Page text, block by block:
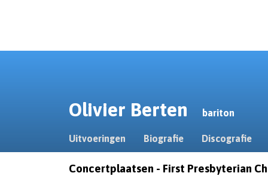
Olivier Berten bariton
Uitvoeringen Biografie Discografie
Concertplaatsen - First Presbyterian